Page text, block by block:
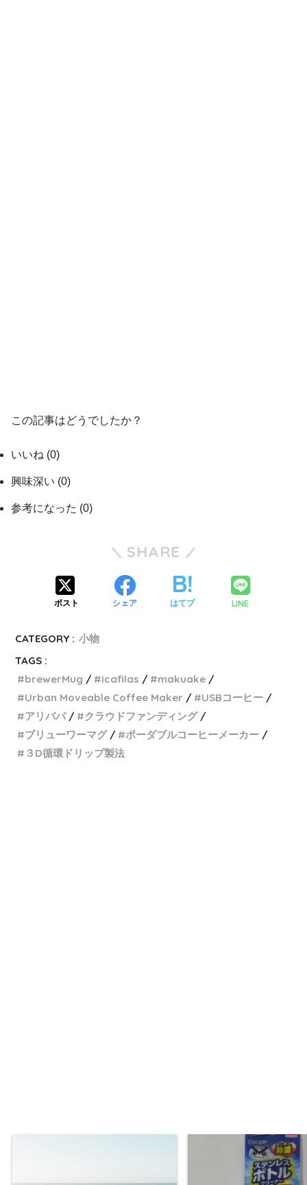
この記事はどうでしたか？
いいね (0)
興味深い (0)
参考になった (0)
SHARE
ポスト シェア はてブ LINE
CATEGORY : 小物
TAGS :
brewerMug
icafilas
makuake
Urban Moveable Coffee Maker
USBコーヒー
アリババ
クラウドファンディング
ブリューワーマグ
ポーダブルコーヒーメーカー
３D循環ドリップ製法